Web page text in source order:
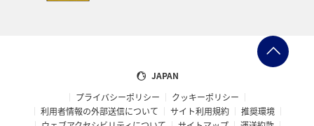
JAPAN
プライバシーポリシー
クッキーポリシー
利用者情報の外部送信について
サイト利用規約
推奨環境